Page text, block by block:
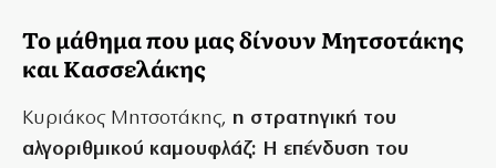
Το μάθημα που μας δίνουν Μητσοτάκης
και Κασσελάκης
Κυριάκος Μητσοτάκης, η στρατηγική του
αλγοριθμικού καμουφλάζ: Η επένδυση του